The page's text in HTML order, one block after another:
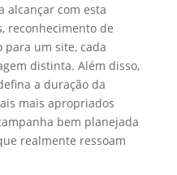
alcançar com esta
reconhecimento de
um site, cada
distinta. Além disso,
a duração da
mais apropriados
bem planejada
realmente ressoam